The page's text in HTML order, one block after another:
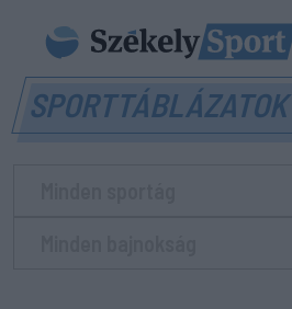
SPORTTÁBLÁZATOK